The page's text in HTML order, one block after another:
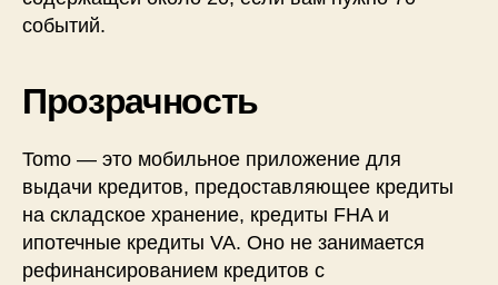
событий.
Прозрачность
Tomo — это мобильное приложение для
выдачи кредитов, предоставляющее кредиты
на складское хранение, кредиты FHA и
ипотечные кредиты VA. Оно не занимается
рефинансированием кредитов с